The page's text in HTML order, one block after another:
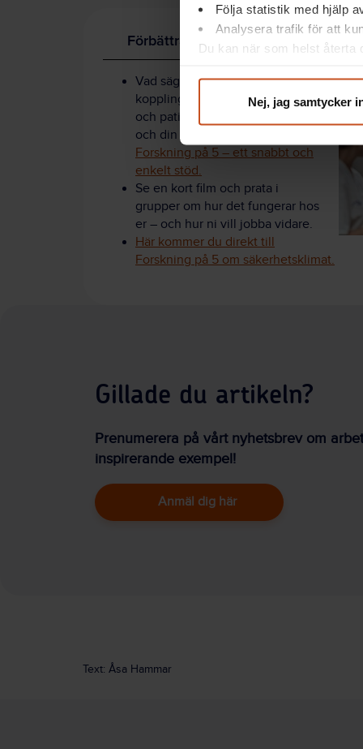
Följa statistik med hjälp
Analysera trafik för att
Du kan när som helst återta
Nej, jag samtycker
Förbättra ert säkerhetsklimat
Vad säger forskningen om
kopplingen mellan arbetsmiljö
och patientsäkerhet? Det kan du
och din arbetsgrupp ta del av i
Forskning på 5 – ett snabbt och
enkelt stöd.
Se en kort film och prata i
grupper om hur det fungerar hos
er – och hur ni vill jobba vidare.
Här kommer du direkt till
Forskning på 5 om säkerhetsklimat.
Gillade du artikeln?
Prenumerera på vårt nyhetsbrev om
inspirerande exempel!
Anmäl dig här
Text: Åsa Hammar